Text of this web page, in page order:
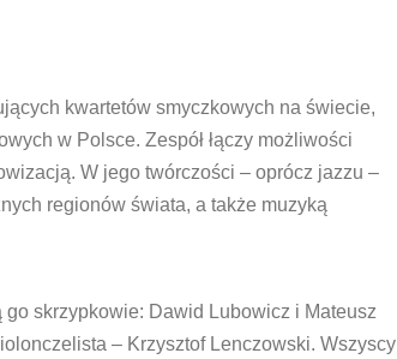
kwartetów smyczkowych na świecie,
w Polsce. Zespół łączy możliwości
W jego twórczości – oprócz jazzu –
regionów świata, a także muzyką
go skrzypkowie: Dawid Lubowicz i Mateusz
– Krzysztof Lenczowski. Wszyscy